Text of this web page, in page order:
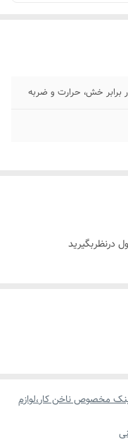
برابر خش، حرارت و ضربه
مخصوص ناخن کار،لوازم